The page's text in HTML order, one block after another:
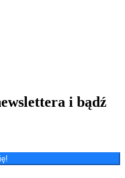
i bądź